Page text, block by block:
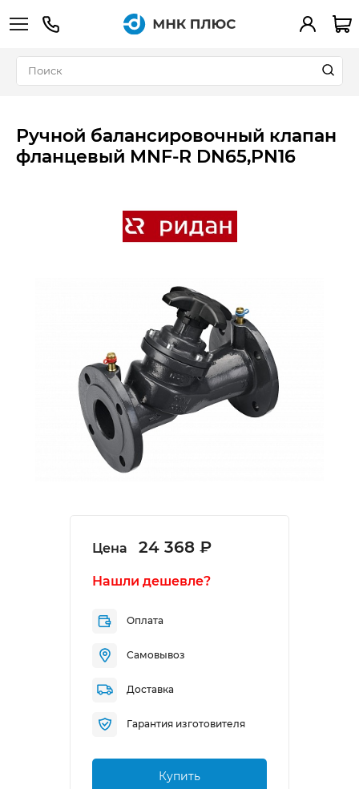
+7 (495) 783-90-39 Вход
Ручной балансировочный клапан
фланцевый MNF-R DN65,PN16
Цена 24 368 ₽
Нашли дешевле?
Оплата
Самовывоз
Доставка
Гарантия изготовителя
Купить